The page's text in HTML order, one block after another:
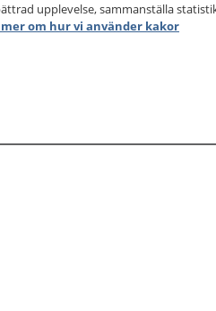
upplevelse, sammanställa
mer om hur vi använder kakor